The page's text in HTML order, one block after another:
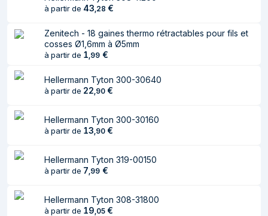
Diamètre minimum 1 mm
Épaisseur 1 mm
Contenu de l'emballage
Quantité
à partir de 43 28 €
Zenitech - 18 gaines thermo rétractables pour fils et
cosses Ø1,6mm à Ø5mm
à partir de 1 99 €
Hellermann Tyton 300-30640
à partir de 22 90 €
Hellermann Tyton 300-30160
à partir de 13 90 €
Hellermann Tyton 319-00150
à partir de 7 99 €
Hellermann Tyton 308-31800
à partir de 19 05 €